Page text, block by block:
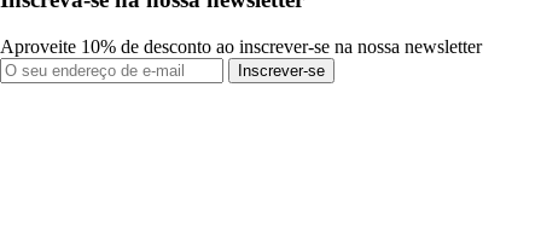
Aproveite 10% de desconto ao inscrever-se na nossa newsletter
Inscrever-se